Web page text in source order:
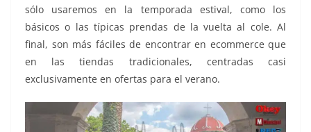
sólo usaremos en la temporada estival, como los
básicos o las típicas prendas de la vuelta al cole. Al
final, son más fáciles de encontrar en ecommerce que
en las tiendas tradicionales, centradas casi
exclusivamente en ofertas para el verano.